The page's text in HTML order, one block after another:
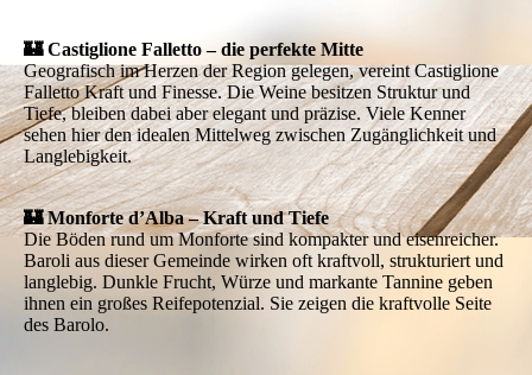
🏰 Castiglione Falletto – die perfekte Mitte
Geografisch im Herzen der Region gelegen, vereint Castiglione
Falletto Kraft und Finesse. Die Weine besitzen Struktur und
Tiefe, bleiben dabei aber elegant und präzise. Viele Kenner
sehen hier den idealen Mittelweg zwischen Zugänglichkeit und
Langlebigkeit.
🏰 Monforte d’Alba – Kraft und Tiefe
Die Böden rund um Monforte sind kompakter und eisenreicher.
Baroli aus dieser Gemeinde wirken oft kraftvoll, strukturiert und
langlebig. Dunkle Frucht, Würze und markante Tannine geben
ihnen ein großes Reifepotenzial. Sie zeigen die kraftvolle Seite
des Barolo.